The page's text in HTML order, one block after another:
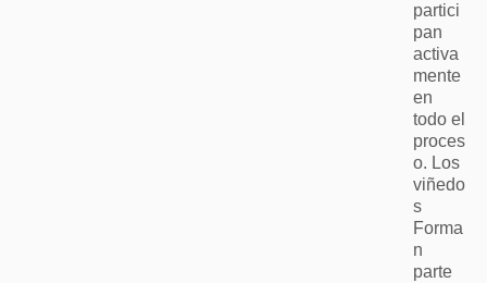
partici
pan
activa
mente
en
todo el
proces
o. Los
viñedo
s
Forma
n
parte